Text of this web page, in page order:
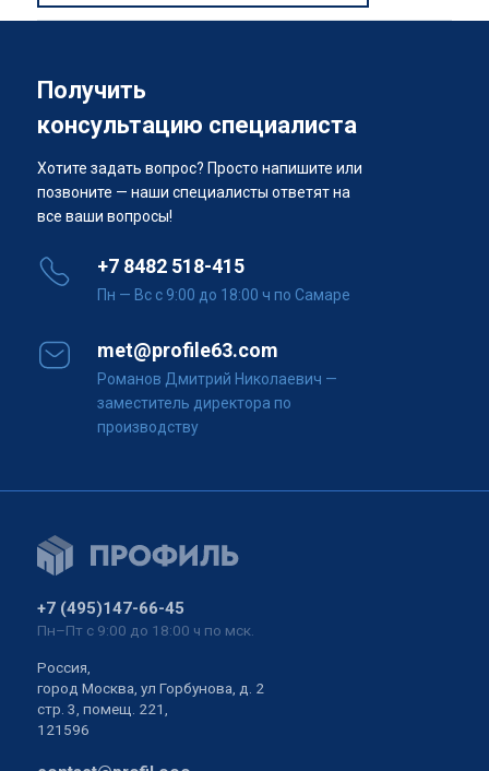
Получить
консультацию специалиста
Хотите задать вопрос? Просто напишите или
позвоните — наши специалисты ответят на
все ваши вопросы!
+7 8482 518-415
Пн — Вс с 9:00 до 18:00 ч по Самаре
met@profile63.com
Романов Дмитрий Николаевич —
заместитель директора по
производству
+7 (495)147-66-45
Пн–Пт с 9:00 до 18:00 ч по мск.
Россия,
город Москва, ул Горбунова, д. 2
стр. 3, помещ. 221,
121596